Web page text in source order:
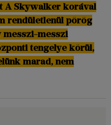
A Skywalker korával
rendületlenül pörög
messzi-messzi
tengelye körül,
marad, nem